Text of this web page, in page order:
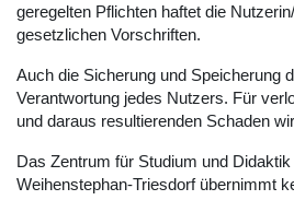
geregelten Pflichten haftet die
gesetzlichen Vorschriften.
Auch die Sicherung und Speicherung
Verantwortung jedes Nutzers. Für
und daraus resultierenden Schaden
Das Zentrum für Studium und
Weihenstephan-Triesdorf übernimmt